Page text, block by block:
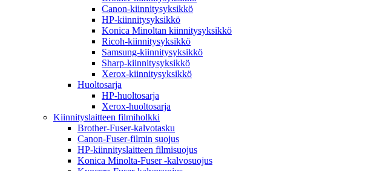
Canon-kiinnitysyksikkö
HP-kiinnitysyksikkö
Konica Minoltan kiinnitysyksikkö
Ricoh-kiinnitysyksikkö
Samsung-kiinnitysyksikkö
Sharp-kiinnitysyksikkö
Xerox-kiinnitysyksikkö
Huoltosarja
HP-huoltosarja
Xerox-huoltosarja
Kiinnityslaitteen filmiholkki
Brother-Fuser-kalvotasku
Canon-Fuser-filmin suojus
HP-kiinnityslaitteen filmisuojus
Konica Minolta-Fuser -kalvosuojus